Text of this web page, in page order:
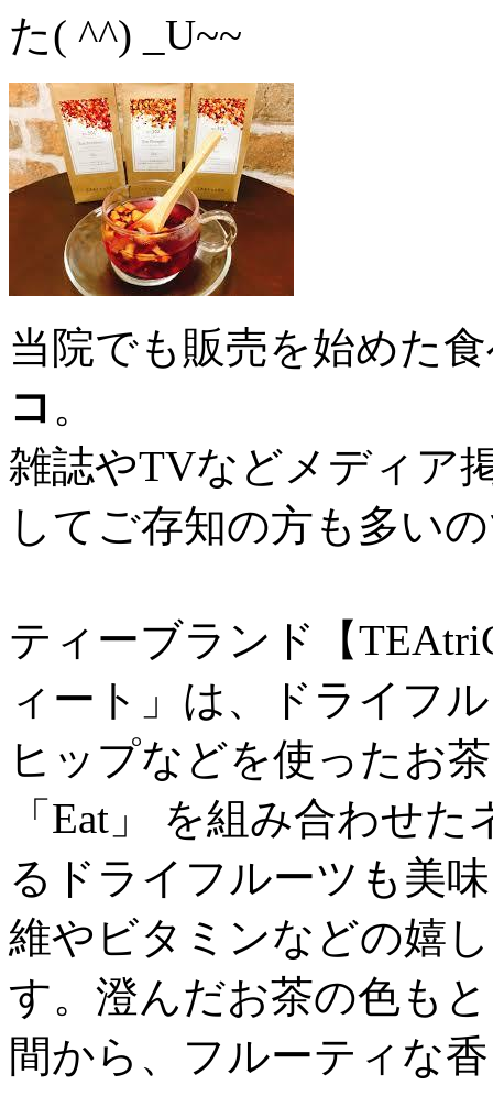
た( ^^) _U~~
当院でも販売を始めた
コ 。
雑誌やTVなどメディア
してご存知の方も多い
ティーブランド【
ィート」は、ドライフ
ヒップなどを使ったお
「Eat」 を組み合わせ
るドライフルーツも美
維やビタミンなどの嬉
す。澄んだお茶の色も
間から、フルーティな